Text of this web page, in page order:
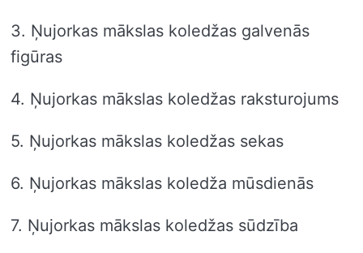
3. Ņujorkas mākslas koledžas galvenās
figūras
4. Ņujorkas mākslas koledžas raksturojums
5. Ņujorkas mākslas koledžas sekas
6. Ņujorkas mākslas koledža mūsdienās
7. Ņujorkas mākslas koledžas sūdzība